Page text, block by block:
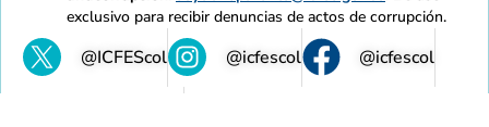
exclusivo para recibir denuncias de actos de corrupción.
@ICFEScol @icfescol @icfescol